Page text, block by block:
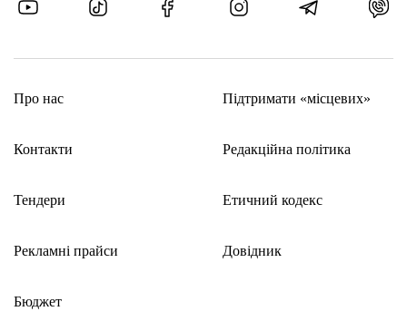
Про нас
Контакти
Тендери
Рекламні прайси
Бюджет
Підтримати «місцевих»
Редакційна політика
Етичний кодекс
Довідник